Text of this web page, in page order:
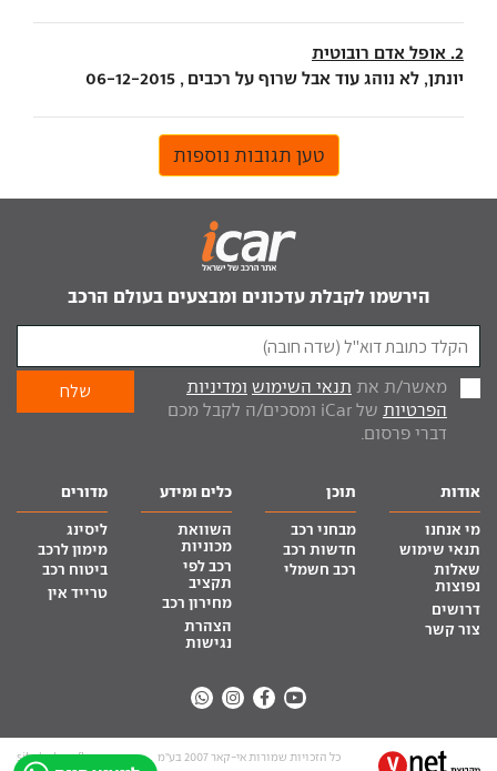
2. אופל אדם רובוטית
יונתן, לא נוהג עוד אבל שרוף על רכבים , 06-12-2015
טען תגובות נוספות
הירשמו לקבלת עדכונים ומבצעים בעולם הרכב
מאשר/ת את תנאי השימוש ומדיניות
הפרטיות
של iCar ומסכים/ה לקבל מכם
דברי פרסום.
אודות
מי אנחנו
תנאי שימוש
שאלות
נפוצות
דרושים
צור קשר
תוכן
מבחני רכב
חדשות רכב
רכב חשמלי
כלים ומידע
השוואת
מכוניות
רכב לפי
תקציב
מחירון רכב
הצהרת
נגישות
מדורים
ליסינג
מימון לרכב
ביטוח רכב
טרייד אין
כל הזכויות שמורות אי-קאר 2007 בע”מ site by tq.soft